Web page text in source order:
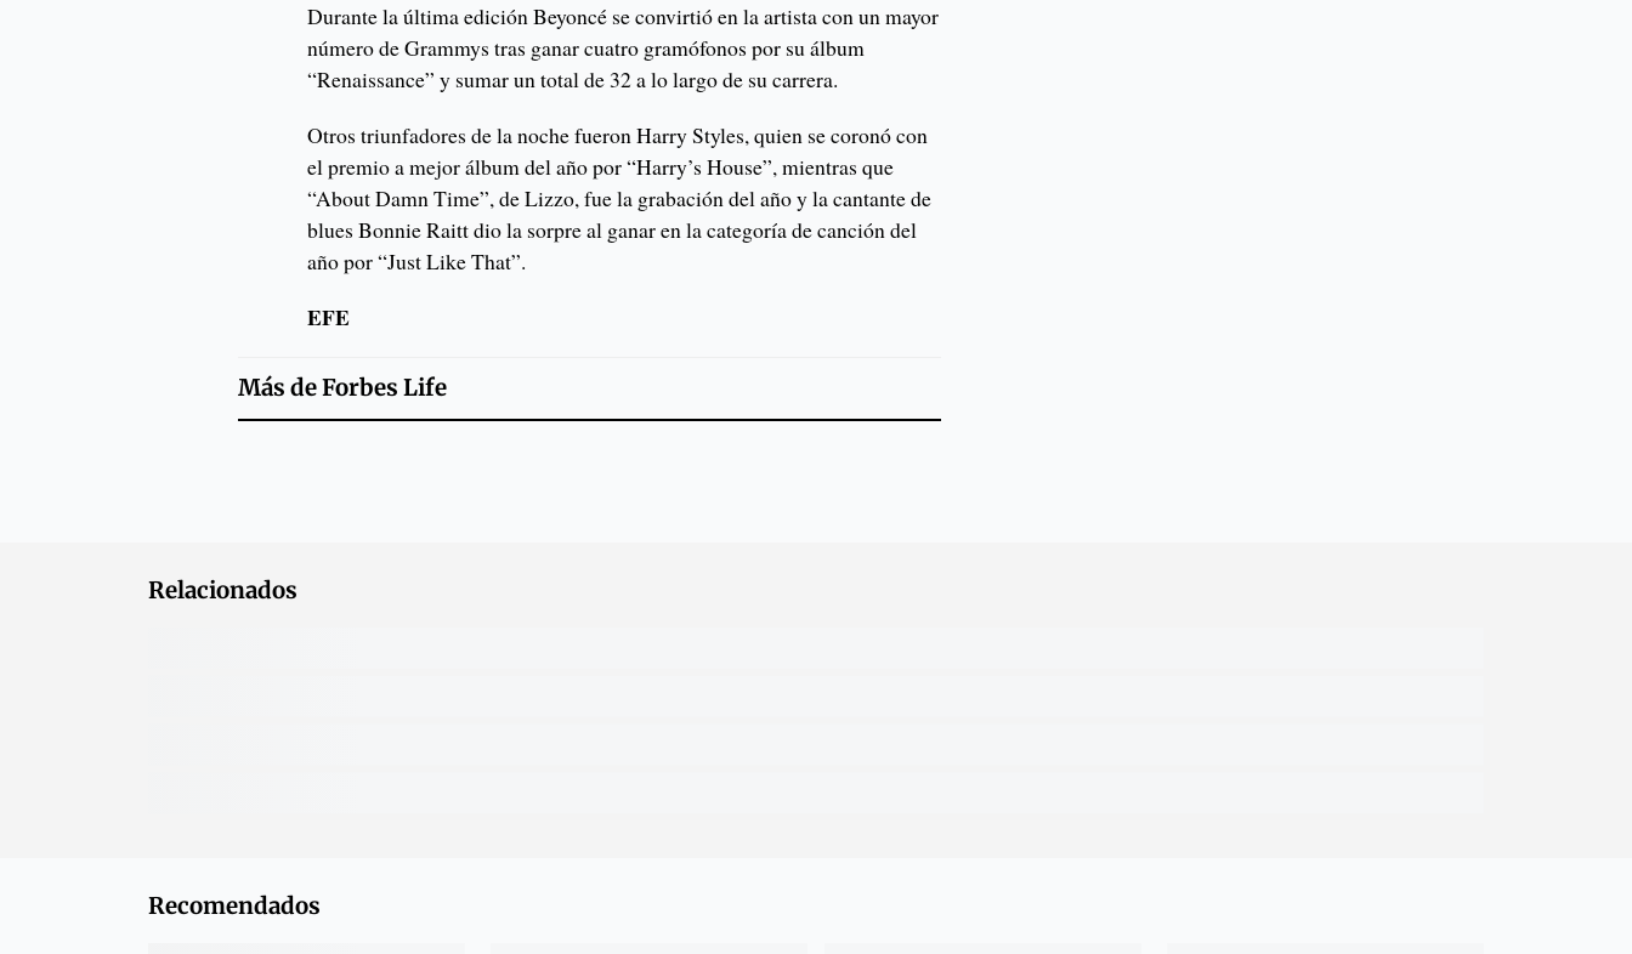
Durante la última edición Beyoncé se convirtió en la artista con un mayor
número de Grammys tras ganar cuatro gramófonos por su álbum
“Renaissance” y sumar un total de 32 a lo largo de su carrera.
Otros triunfadores de la noche fueron Harry Styles, quien se coronó con
el premio a mejor álbum del año por “Harry’s House”, mientras que
“About Damn Time”, de Lizzo, fue la grabación del año y la cantante de
blues Bonnie Raitt dio la sorpre al ganar en la categoría de canción del
año por “Just Like That”.
EFE
Más deForbes Life
Relacionados
Recomendados